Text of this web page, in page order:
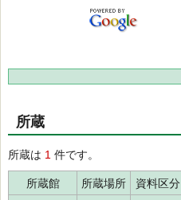
所蔵
所蔵は 1 件です。
所蔵館 所蔵場所 資料区分